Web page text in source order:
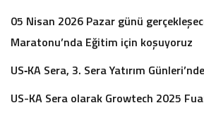
05 Nisan 2026 Pazar günü
Maratonu’nda Eğitim için koşuyoruz
US‑KA Sera, 3. Sera Yatırım
US-KA Sera olarak Growtech 2025